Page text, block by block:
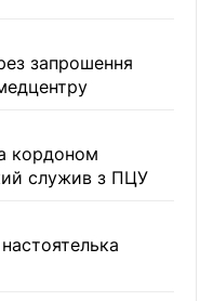
запрошення
кордоном
служив з ПЦУ